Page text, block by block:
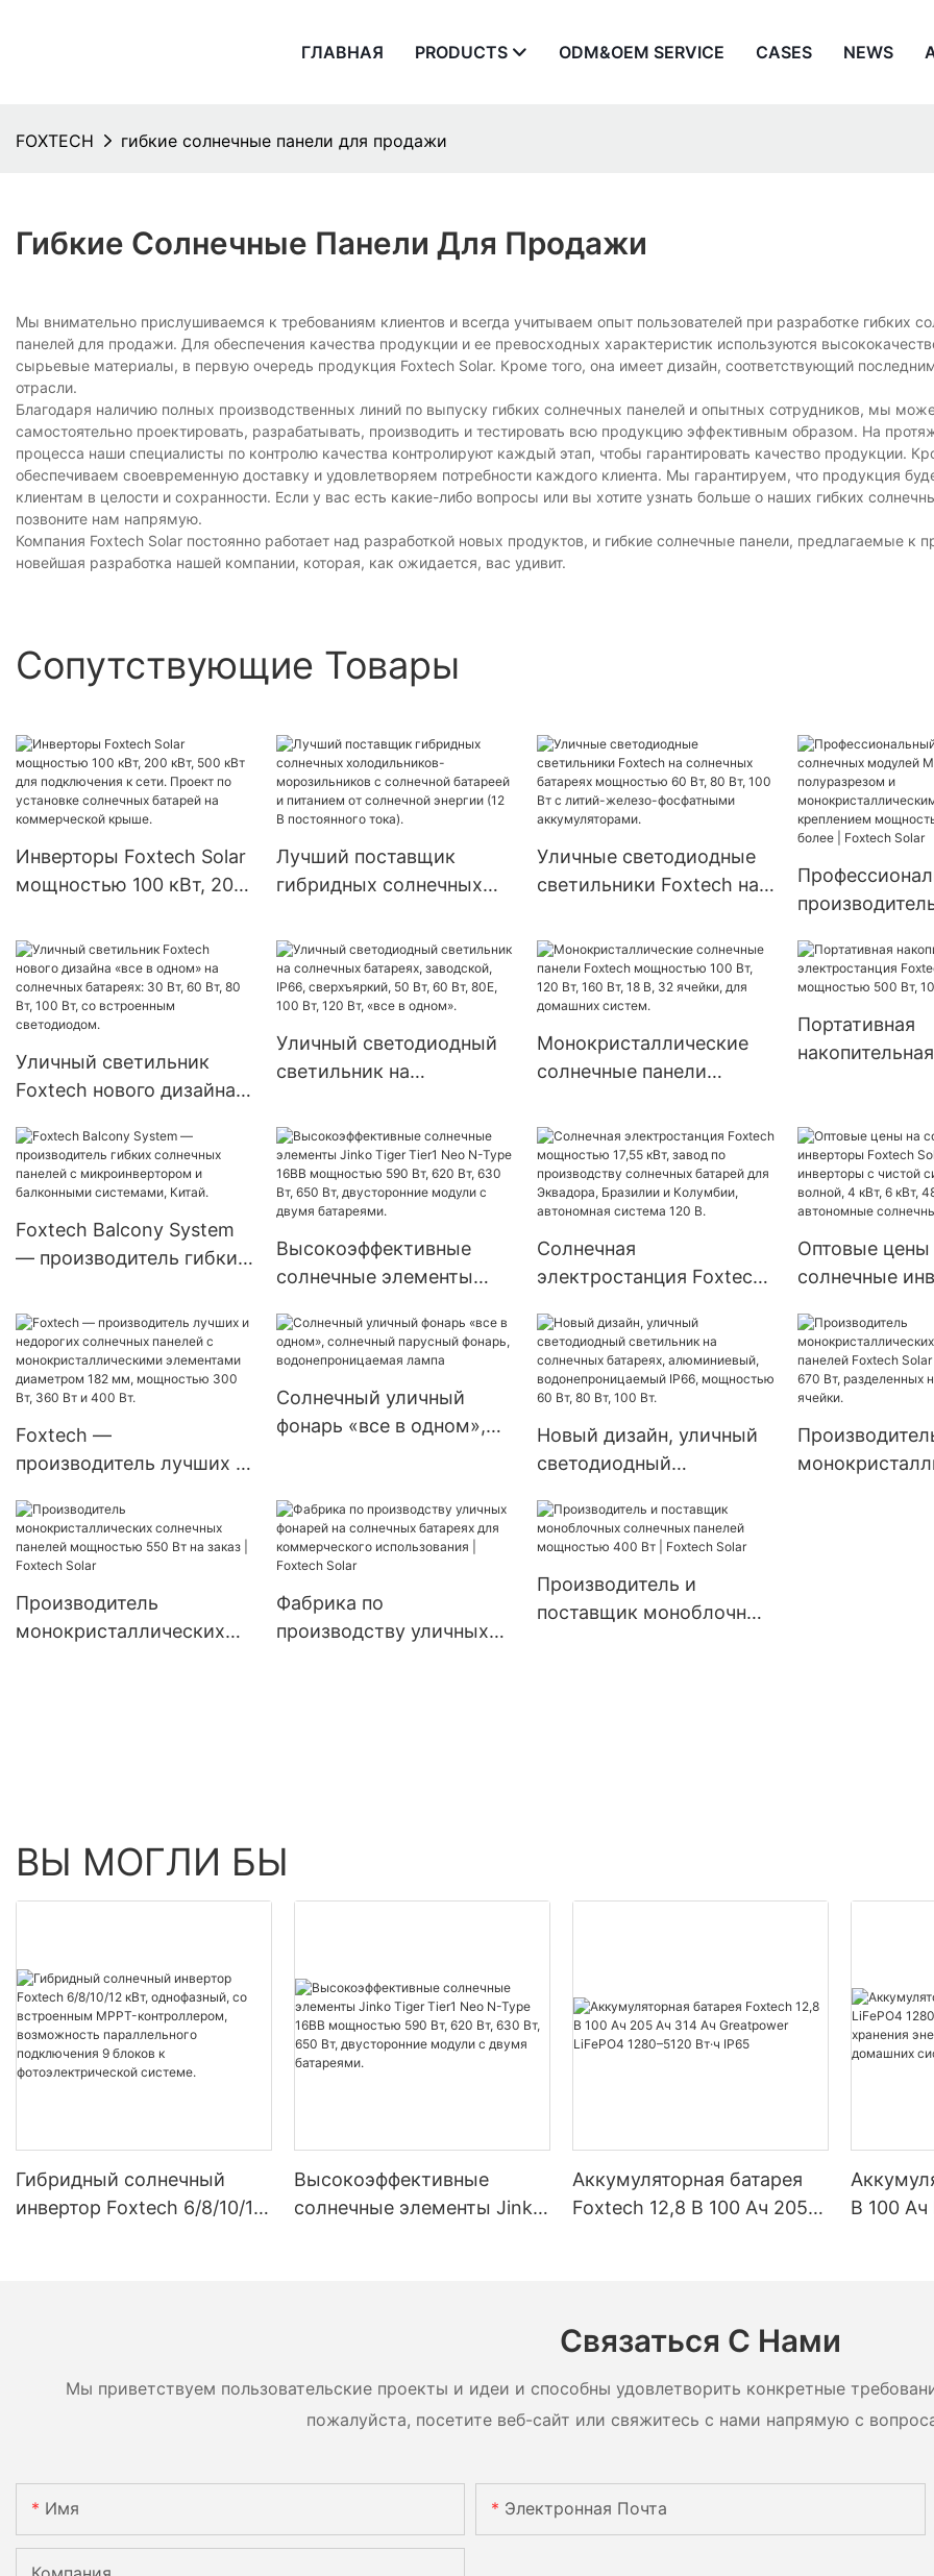
ГЛАВНАЯ PRODUCTS ODM&OEM SERVICE CASES NEWS
FOXTECH гибкие солнечные панели для продажи
Гибкие Солнечные Панели Для Продажи
Мы внимательно прислушиваемся к требованиям клиентов и всегда учитываем опыт пользователей при разработке гибких
панелей для продажи. Для обеспечения качества продукции и ее превосходных характеристик используются
сырьевые материалы, в первую очередь продукция Foxtech Solar. Кроме того, она имеет дизайн, соответствующий
отрасли.
Благодаря наличию полных производственных линий по выпуску гибких солнечных панелей и опытных сотрудников, мы
самостоятельно проектировать, разрабатывать, производить и тестировать всю продукцию эффективным образом. На
процесса наши специалисты по контролю качества контролируют каждый этап, чтобы гарантировать качество продукции.
обеспечиваем своевременную доставку и удовлетворяем потребности каждого клиента. Мы гарантируем, что продукция
​​клиентам в целости и сохранности. Если у вас есть какие-либо вопросы или вы хотите узнать больше о наших гибких
позвоните нам напрямую.
Компания Foxtech Solar постоянно работает над разработкой новых продуктов, и гибкие солнечные панели, предлагаемые к
новейшая разработка нашей компании, которая, как ожидается, вас удивит.
Сопутствующие Товары
Инверторы Foxtech Solar
мощностью 100 кВт, 200
подключения к сети.
Проект по установке
солнечных батарей на
коммерческой крыше.
Лучший поставщик
гибридных солнечных
морозильников с
солнечной батареей и
питанием от солнечной
постоянного тока).
Уличные светодиодные
светильники Foxtech на
мощностью 60 Вт, 80 Вт,
100 Вт с литий-железо-
фосфатными
с
перковым
мощностью
Уличный светильник
Foxtech нового дизайна
солнечных батареях: 30
Вт, 60 Вт, 80 Вт, 100 Вт,
со встроенным
светодиодом.
Уличный светодиодный
светильник на
заводской, IP66,
сверхъяркий, 50 Вт, 60
Вт, 80E, 100 Вт, 120 Вт,
«все в одном».
Монокристаллические
солнечные панели
Вт, 120 Вт, 160 Вт, 18 В, 32
ячейки, для домашних
систем.
Портативная
накопительная
500 Вт, 1000
Foxtech Balcony System
— производитель гибких
микроинвертором и
балконными системами,
Китай.
Высокоэффективные
солнечные элементы
Type 16BB мощностью
590 Вт, 620 Вт, 630 Вт,
650 Вт, двусторонние
модули с двумя
Солнечная
электростанция Foxtech
завод по производству
солнечных батарей для
Эквадора, Бразилии и
система 120 В.
Оптовые цены
солнечные
America:
чистой
волной, 4 кВт,
солнечные
Foxtech —
производитель лучших и
панелей с
монокристаллическими
элементами диаметром
182 мм, мощностью 300
Вт, 360 Вт и 400 Вт.
Солнечный уличный
фонарь «все в одном»,
водонепроницаемая
лампа
Новый дизайн, уличный
светодиодный
солнечных батареях,
алюминиевый,
водонепроницаемый
IP66, мощностью 60 Вт,
Производитель
монокристаллических
Фабрика по
производству уличных
Производитель и
поставщик моноблочных
ВЫ МОГЛИ БЫ
Гибридный солнечный
инвертор Foxtech 6/8/10/12
фотоэлектрической
Высокоэффективные
солнечные элементы Jinko
Аккумуляторная батарея
Foxtech 12,8 В 100 Ач 205
В 100 Ач
Связаться С Нами
Мы приветствуем пользовательские проекты и идеи и способны удовлетворить конкретные
пожалуйста, посетите веб-сайт или свяжитесь с нами напрямую с
Имя Электронная Почта